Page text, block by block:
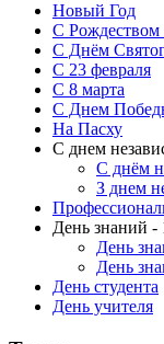
Новый Год
С
С Днём
С 23 февраля
C 8 марта
С Днем
На Пасху
С днем
С днём
З днем
День знаний -
День
День
День студента
День учителя